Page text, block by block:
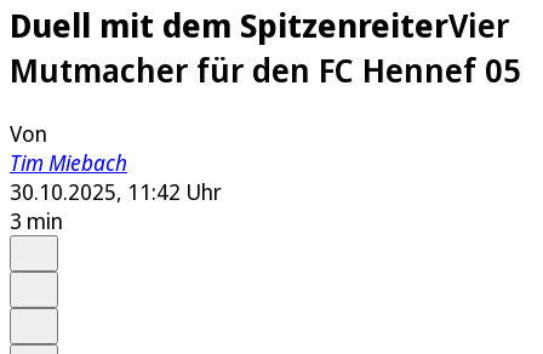
Duell mit dem SpitzenreiterVier
Mutmacher für den FC Hennef 05
Von
Tim Miebach
30.10.2025, 11:42 Uhr
3 min